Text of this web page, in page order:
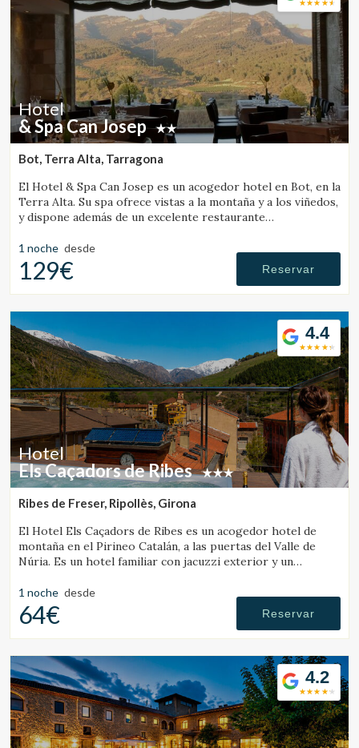
Hotel
& Spa Can Josep
Bot, Terra Alta, Tarragona
El Hotel & Spa Can Josep es un acogedor hotel en Bot, en la
Terra Alta. Su spa ofrece vistas a la montaña y a los viñedos,
y dispone además de un excelente restaurante
1 noche desde
129€ Reservar
4.4
Hotel
Els Caçadors de Ribes
Ribes de Freser, Ripollès, Girona
El Hotel Els Caçadors de Ribes es un acogedor hotel de
montaña en el Pirineo Catalán, a las puertas del Valle de
Núria. Es un hotel familiar con jacuzzi exterior y un
1 noche desde
64€ Reservar
4.2